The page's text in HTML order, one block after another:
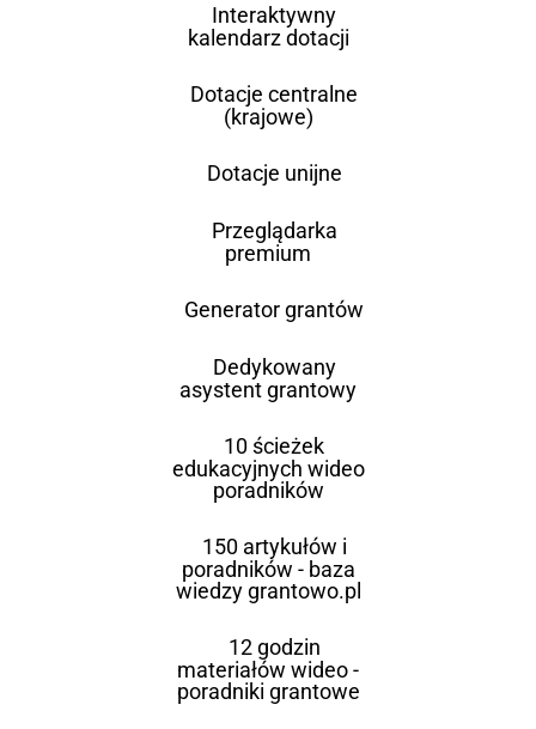
Interaktywny
kalendarz dotacji
Dotacje centralne
(krajowe)
Dotacje unijne
Przeglądarka
premium
Generator grantów
Dedykowany
asystent grantowy
10 ścieżek
edukacyjnych wideo
poradników
150 artykułów i
poradników - baza
wiedzy grantowo.pl
12 godzin
materiałów wideo -
poradniki grantowe